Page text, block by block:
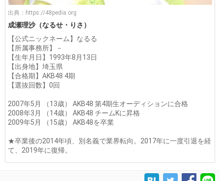
出典： https://48pedia.org
成瀬理沙（なるせ・りさ）
【公式ニックネーム】なるる
【所属事務所】－
【生年月日】1993年8月13日
【出身地】埼玉県
【合格期】AKB48 4期
【選抜回数】0回
2007年5月 （13歳） AKB48 第4期生オーディションに合格
2008年3月 （14歳） AKB48 チームKに昇格
2009年5月 （15歳） AKB48を卒業
★卒業後の2014年頃、別名義で業界転向。2017年に一度引退を経
て、2019年に復帰。